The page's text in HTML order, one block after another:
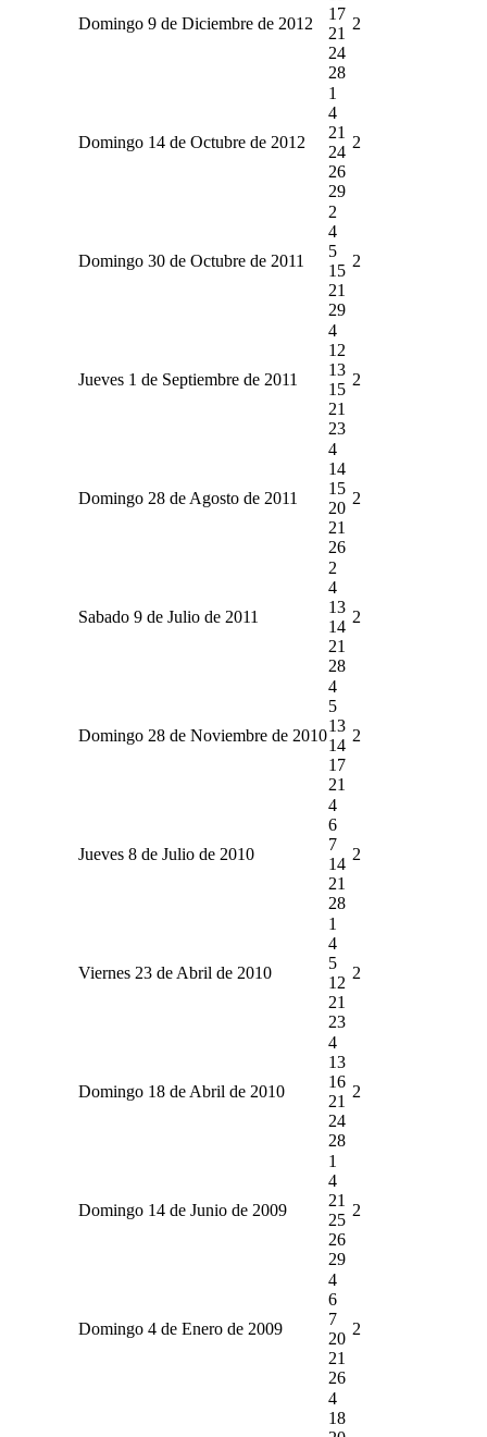
Domingo 9 de Diciembre de 2012
17
21
24
28
2
Domingo 14 de Octubre de 2012
1
4
21
24
26
29
2
Domingo 30 de Octubre de 2011
2
4
5
15
21
29
2
Jueves 1 de Septiembre de 2011
4
12
13
15
21
23
2
Domingo 28 de Agosto de 2011
4
14
15
20
21
26
2
Sabado 9 de Julio de 2011
2
4
13
14
21
28
2
Domingo 28 de Noviembre de 2010
4
5
13
14
17
21
2
Jueves 8 de Julio de 2010
4
6
7
14
21
28
2
Viernes 23 de Abril de 2010
1
4
5
12
21
23
2
Domingo 18 de Abril de 2010
4
13
16
21
24
28
2
Domingo 14 de Junio de 2009
1
4
21
25
26
29
2
Domingo 4 de Enero de 2009
4
6
7
20
21
26
2
4
18